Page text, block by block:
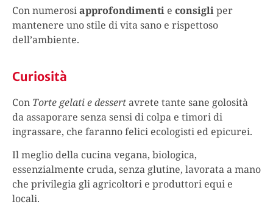
Con numerosiapprofondimenti e consigliper
mantenere uno stile di vita sano e rispettoso
dell’ambiente.
Curiosità
Con Torte gelati e dessertavrete tante sane golosità
da assaporare senza sensi di colpa e timori di
ingrassare, che faranno felici ecologisti ed epicurei.
Il meglio della cucina vegana, biologica,
essenzialmente cruda, senza glutine, lavorata a mano
che privilegia gli agricoltori e produttori equi e
locali.